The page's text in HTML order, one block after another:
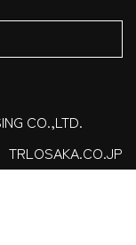
CO.,LTD.
TRLOSAKA.CO.JP